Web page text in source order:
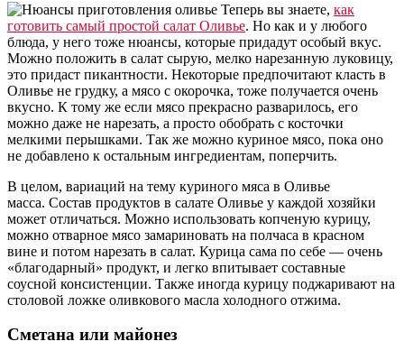
Теперь вы знаете, как
готовить самый простой салат Оливье. Но как и у любого
блюда, у него тоже нюансы, которые придадут особый вкус.
Можно положить в салат сырую, мелко нарезанную луковицу,
это придаст пикантности. Некоторые предпочитают класть в
Оливье не грудку, а мясо с окорочка, тоже получается очень
вкусно. К тому же если мясо прекрасно разварилось, его
можно даже не нарезать, а просто обобрать с косточки
мелкими перышками. Так же можно куриное мясо, пока оно
не добавлено к остальным ингредиентам, поперчить.
В целом, вариаций на тему куриного мяса в Оливье
масса. Состав продуктов в салате Оливье у каждой хозяйки
может отличаться. Можно использовать копченую курицу,
можно отварное мясо замариновать на полчаса в красном
вине и потом нарезать в салат. Курица сама по себе — очень
«благодарный» продукт, и легко впитывает составные
соусной консистенции. Также иногда курицу поджаривают на
столовой ложке оливкового масла холодного отжима.
Сметана или майонез